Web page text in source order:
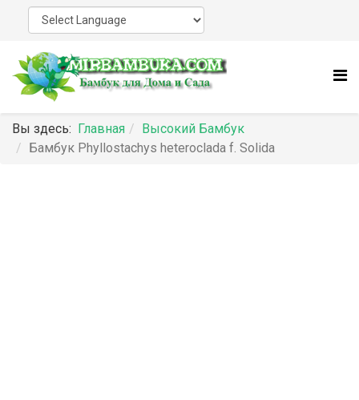
Вы здесь: Главная
Высокий Бамбук
Бамбук Phyllostachys heteroclada f. Solida